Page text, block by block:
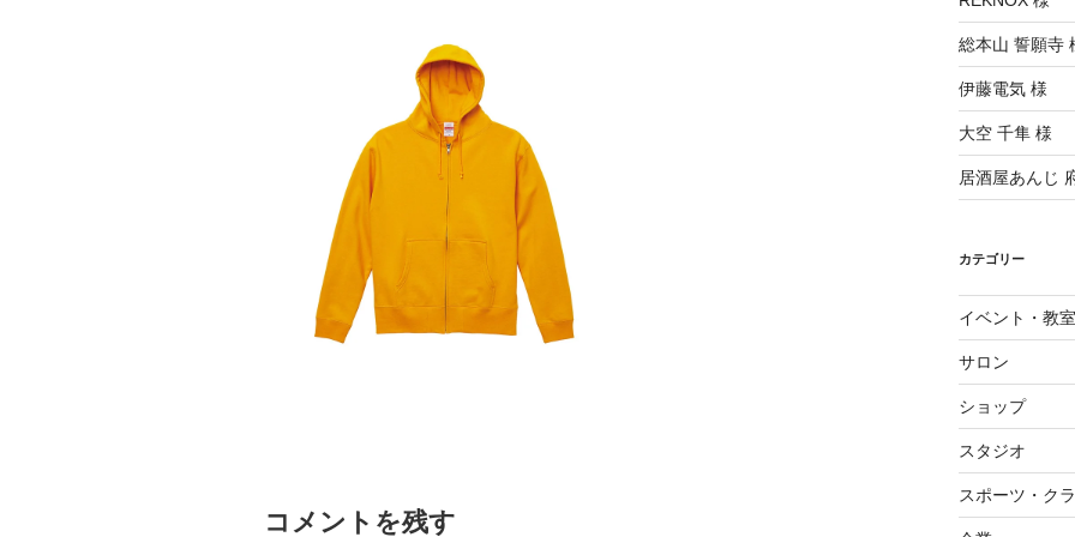
コメントを残す
総本山 誓願寺
伊藤電気 様
大空 千隼 様
居酒屋あんじ
カテゴリー
イベント・教室
サロン
ショップ
スタジオ
スポーツ・ク